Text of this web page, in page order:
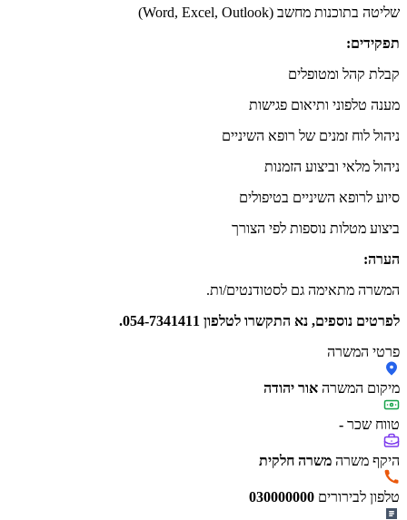
שליטה בתוכנות מחשב (Word, Excel, Outlook)
תפקידים:
קבלת קהל ומטופלים
מענה טלפוני ותיאום פגישות
ניהול לוח זמנים של רופא השיניים
ניהול מלאי וביצוע הזמנות
סיוע לרופא השיניים בטיפולים
ביצוע מטלות נוספות לפי הצורך
הערה:
המשרה מתאימה גם לסטודנטים/ות.
לפרטים נוספים, נא התקשרו לטלפון 054-7341411.
פרטי המשרה
מיקום המשרה אור יהודה
טווח שכר -
היקף משרה משרה חלקית
טלפון לבירורים 030000000